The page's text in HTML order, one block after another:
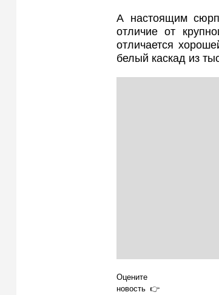
А настоящим
отличие от
отличается
белый каскад из
Оцените
новость